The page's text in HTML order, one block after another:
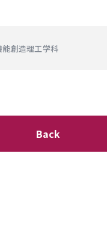
能創造理工学科
Back